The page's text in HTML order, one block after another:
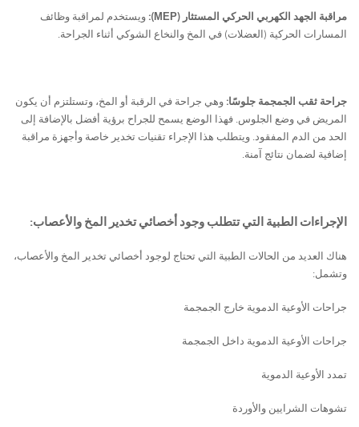
مراقبة الجهد الكهربي الحركي المستثار (MEP
): ويستخدم لمراقبة وظائف
المسارات الحركية (العضلات) في المخ والنخاع الشوكي أثناء الجراحة.
جراحة ثقب الجمجمة جلوسًا: وهي جراحة في الرقبة أو المخ، وتستلتزم أن يكون
المريض في وضع الجلوس. فهذا الوضع يسمح للجراح برؤية أفضل بالإضافة إلى
الحد من الدم المفقود. ويتطلب هذا الإجراء تقنيات تخدير خاصة وأجهزة مراقبة
إضافية لضمان نتائج آمنة.
الإجراءات الطبية التي تتطلب وجود أخصائي تخدير المخ والأعصاب:
هناك العديد من الحالات الطبية التي تحتاج لوجود أخصائي تخدير المخ والأعصاب،
وتشمل:
جراحات الأوعية الدموية خارج الجمجمة
جراحات الأوعية الدموية داخل الجمجمة
تمدد الأوعية الدموية
تشوهات الشرايين والأوردة